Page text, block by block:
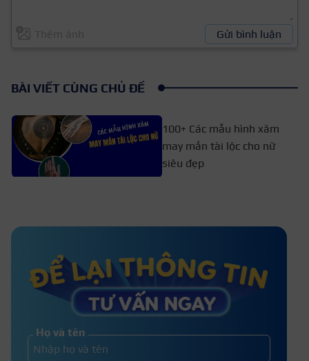
Gửi bình luận
BÀI VIẾT CÙNG CHỦ ĐỀ
100+ Các mẫu hình xăm
may mắn tài lộc cho nữ
siêu đẹp
Top 99+ Hình xăm cặp đôi đẹp ấn
tượng tạo sự gắn kết
Họ và tên